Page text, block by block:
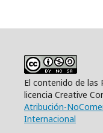
El contenido de las
licencia Creative
Atribución-
Internacional